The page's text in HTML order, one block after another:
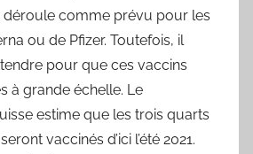
déroule comme prévu pour les
ou de Pfizer. Toutefois, il
pour que ces vaccins
à grande échelle. Le
estime que les trois quarts
vaccinés d’ici l’été 2021.